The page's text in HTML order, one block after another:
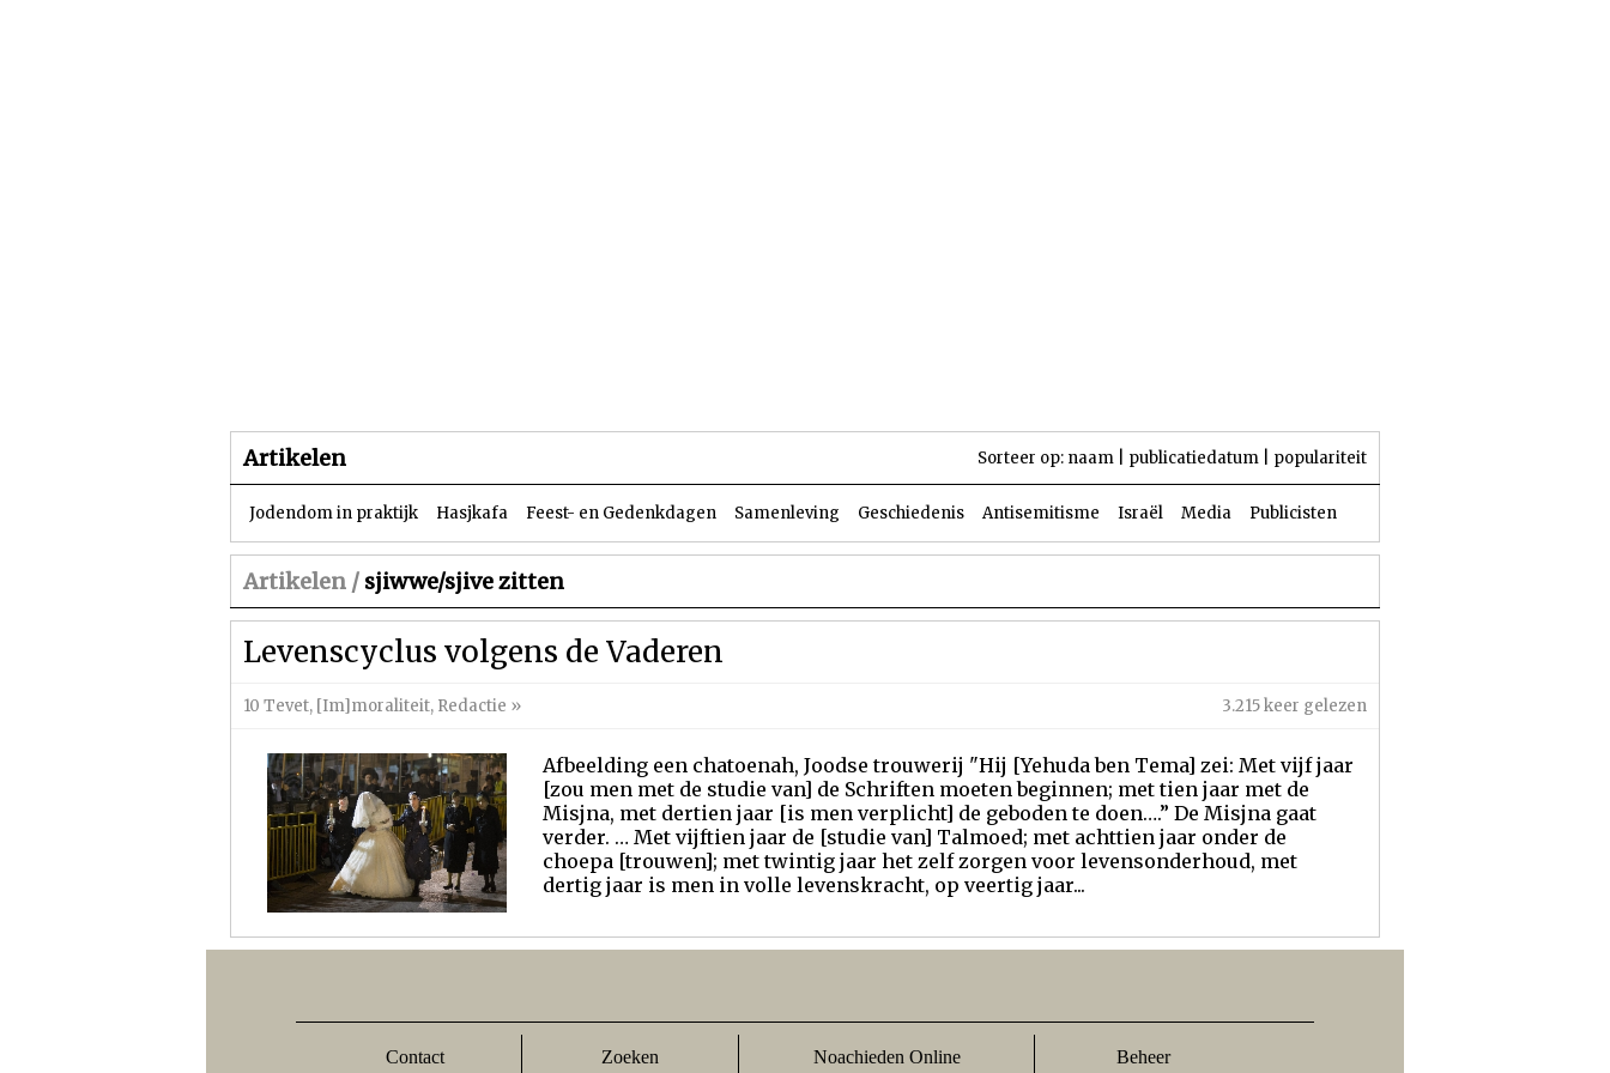
Artikelen Sorteer op: naam publicatiedatum populariteit
Jodendom in praktijk Hasjkafa Feest- en Gedenkdagen Samenleving Geschiedenis Antisemitisme Israël Media Publicisten
Artikelen / sjiwwe/sjive zitten
Levenscyclus volgens de Vaderen
10 Tevet, [Im]moraliteit, Redactie » 3.215 keer gelezen
Afbeelding een chatoenah, Joodse trouwerij "Hij [Yehuda ben Tema] zei: Met vijf jaar
[zou men met de studie van] de Schriften moeten beginnen; met tien jaar met de
Misjna, met dertien jaar [is men verplicht] de geboden te doen….” De Misjna gaat
verder. … Met vijftien jaar de [studie van] Talmoed; met achttien jaar onder de
choepa [trouwen]; met twintig jaar het zelf zorgen voor levensonderhoud, met
dertig jaar is men in volle levenskracht, op veertig jaar...
Contact Zoeken Noachieden Online Beheer